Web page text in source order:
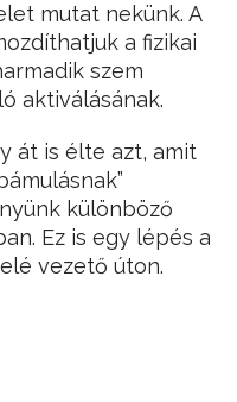
mutat nekünk. A
a fizikai
szem
aktiválásának.
át is élte azt, amit
különböző
Ez is egy lépés a
vezető úton.